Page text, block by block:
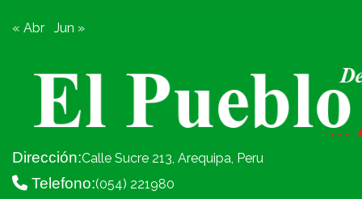
« Abr Jun »
Dirección:Calle Sucre 213, Arequipa, Peru
Telefono:(054) 221980